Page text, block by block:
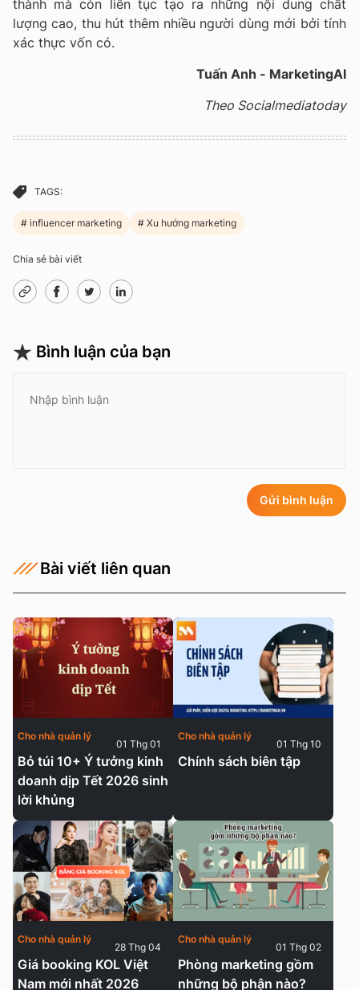
thành mà còn liên tục tạo ra những nội dung chất
lượng cao, thu hút thêm nhiều người dùng mới bởi tính
xác thực vốn có.
Tuấn Anh - MarketingAI
Theo Socialmediatoday
TAGS:
influencer marketing Xu hướng marketing
Chia sẻ bài viết
Bình luận của bạn
Gửi bình luận
Bài viết liên quan
Bỏ túi 10+ Ý tưởng kinh
doanh dịp Tết 2026 sinh
lời khủng
Cho nhà quản lý
01 Thg 01
Chính sách biên tập
Cho nhà quản lý
01 Thg 10
Giá booking KOL Việt
Nam mới nhất 2026
Cho nhà quản lý
28 Thg 04
Phòng marketing gồm
những bộ phận nào?
Cho nhà quản lý
01 Thg 02